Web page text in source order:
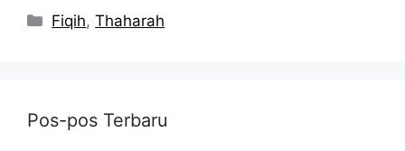
Kategori
Fiqih,Thaharah
Pos-pos Terbaru